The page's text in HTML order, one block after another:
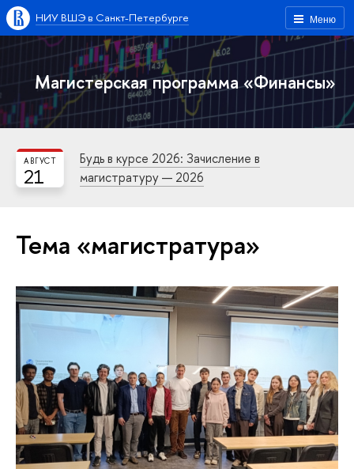
Меню
НИУ ВШЭ в Санкт-Петербурге
Магистерская программа «Финансы»
21
АВГУСТ
Будь в курсе 2026: Зачисление в
магистратуру — 2026
Тема «магистратура»